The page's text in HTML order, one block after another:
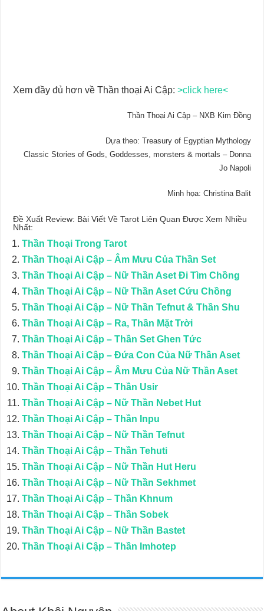
Xem đầy đủ hơn về Thần thoại Ai Cập:>click here<
Thần Thoại Ai Cập – NXB Kim Đồng
Dựa theo: Treasury of Egyptian Mythology
Classic Stories of Gods, Goddesses, monsters & mortals – Donna
Jo Napoli
Minh họa: Christina Balit
Đề Xuất Review: Bài Viết Về Tarot Liên Quan Được Xem Nhiều
Nhất:
Thần Thoại Trong Tarot
Thần Thoại Ai Cập – Âm Mưu Của Thần Set
Thần Thoại Ai Cập – Nữ Thần Aset Đi Tìm Chồng
Thần Thoại Ai Cập – Nữ Thần Aset Cứu Chồng
Thần Thoại Ai Cập – Nữ Thần Tefnut & Thần Shu
Thần Thoại Ai Cập – Ra, Thần Mặt Trời
Thần Thoại Ai Cập – Thần Set Ghen Tức
Thần Thoại Ai Cập – Đứa Con Của Nữ Thần Aset
Thần Thoại Ai Cập – Âm Mưu Của Nữ Thần Aset
Thần Thoại Ai Cập – Thần Usir
Thần Thoại Ai Cập – Nữ Thần Nebet Hut
Thần Thoại Ai Cập – Thần Inpu
Thần Thoại Ai Cập – Nữ Thần Tefnut
Thần Thoại Ai Cập – Thần Tehuti
Thần Thoại Ai Cập – Nữ Thần Hut Heru
Thần Thoại Ai Cập – Nữ Thần Sekhmet
Thần Thoại Ai Cập – Thần Khnum
Thần Thoại Ai Cập – Thần Sobek
Thần Thoại Ai Cập – Nữ Thần Bastet
Thần Thoại Ai Cập – Thần Imhotep